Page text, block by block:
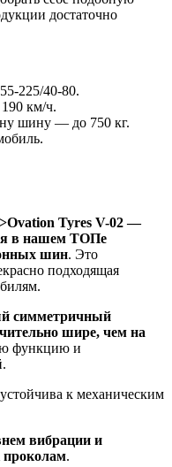
достаточно
225/40-80.
км/ч.
шину — до 750 кг.
Tyres V-02 —
в нашем ТОПе
шин. Это
подходящая
симметричный
шире, чем на
функцию и
к механическим
вибрации и
проколам.